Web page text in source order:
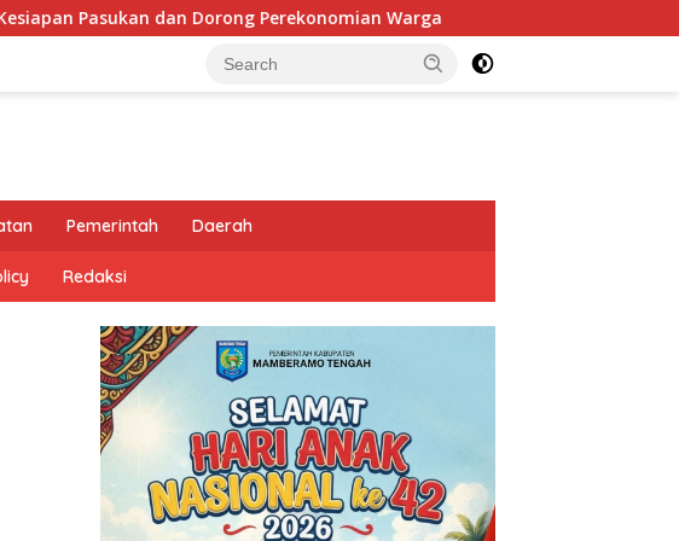
Perekonomian Warga Sentuhan Humanis di Puncak Jaya: Saat
Pemerintah Daerah
Redaksi